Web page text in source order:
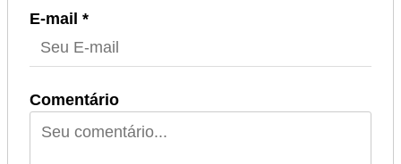
E-mail *
Comentário